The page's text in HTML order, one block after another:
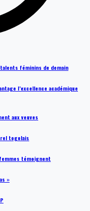
féminins de demain
l’excellence académique
aux veuves
togolais
témoignent
»